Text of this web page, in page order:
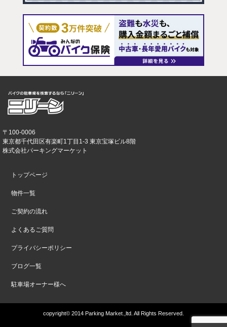
〒100-0006
東京都千代田区有楽町1丁目1-3 東京宝塚ビル8階
株式会社パーキングマーケット
トップページ
物件一覧
ご契約の流れ
よくあるご質問
プライバシーポリシー
ブログ一覧
駐車場オーナー様へ
copyright© 2014 Parking Market.,ltd. All Rights Reserved.